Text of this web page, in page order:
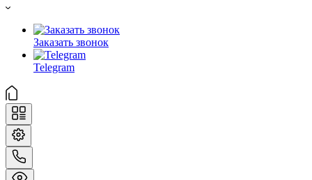
Заказать звонок
Telegram